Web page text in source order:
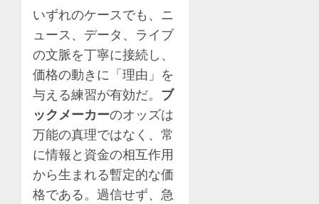
いずれのケースでも、ニ
ュース、データ、ライブ
の文脈を丁寧に接続し、
価格の動きに「理由」を
与える練習が有効だ。 ブ
ックメーカーのオッズは
万能の真理ではなく、常
に情報と資金の相互作用
から生まれる暫定的な価
格である。過信せず、急